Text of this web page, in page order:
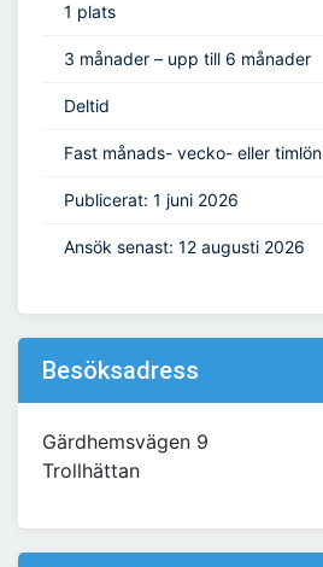
1 plats
3 månader – upp till 6 månader
Deltid
Fast månads- vecko- eller timlön
Publicerat: 1 juni 2026
Ansök senast: 12 augusti 2026
Besöksadress
Gärdhemsvägen 9
Trollhättan